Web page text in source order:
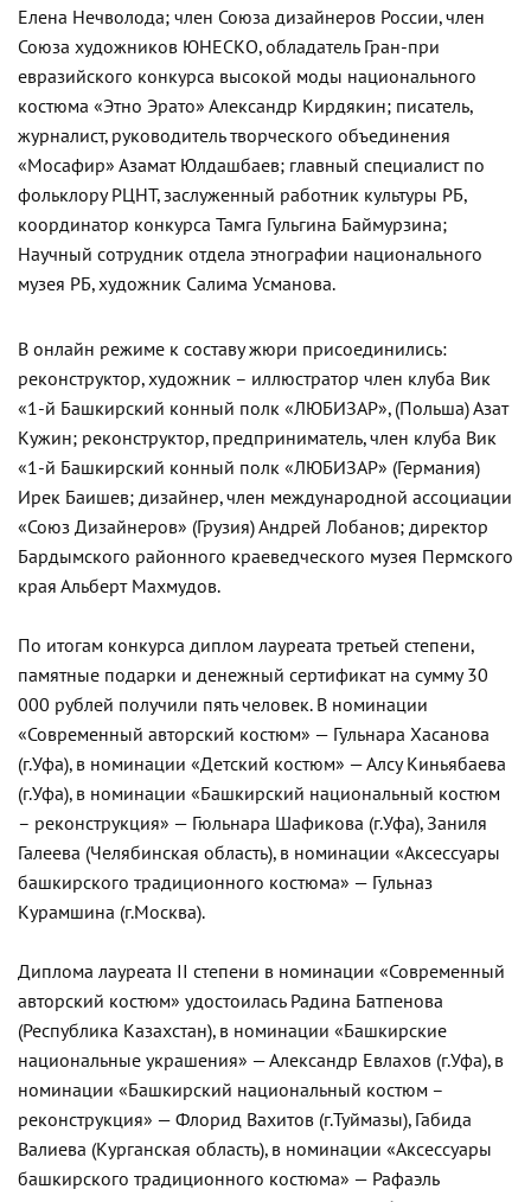
Елена Нечволода; член Союза дизайнеров России, член
Союза художников ЮНЕСКО, обладатель Гран-при
евразийского конкурса высокой моды национального
костюма «Этно Эрато» Александр Кирдякин; писатель,
журналист, руководитель творческого объединения
«Moсафир» Азамат Юлдашбаев; главный специалист по
фольклору РЦНТ, заслуженный работник культуры РБ,
координатор конкурса Тамга Гульгина Баймурзина;
Научный сотрудник отдела этнографии национального
музея РБ, художник Салима Усманова.
В онлайн режиме к составу жюри присоединились:
реконструктор, художник – иллюстратор член клуба Вик
«1-й Башкирский конный полк «ЛЮБИЗАР», (Польша) Азат
Кужин; реконструктор, предприниматель, член клуба Вик
«1-й Башкирский конный полк «ЛЮБИЗАР» (Германия)
Ирек Баишев; дизайнер, член международной ассоциации
«Союз Дизайнеров» (Грузия) Андрей Лобанов; директор
Бардымского районного краеведческого музея Пермского
края Альберт Махмудов.
По итогам конкурса диплом лауреата третьей степени,
памятные подарки и денежный сертификат на сумму 30
000 рублей получили пять человек. В номинации
«Современный авторский костюм» — Гульнара Хасанова
(г.Уфа), в номинации «Детский костюм» — Алсу Киньябаева
(г.Уфа), в номинации «Башкирский национальный костюм
– реконструкция» — Гюльнара Шафикова (г.Уфа), Заниля
Галеева (Челябинская область), в номинации «Аксессуары
башкирского традиционного костюма» — Гульназ
Курамшина (г.Москва).
Диплома лауреата II степени в номинации «Современный
авторский костюм» удостоилась Радина Батпенова
(Республика Казахстан), в номинации «Башкирские
национальные украшения» — Александр Евлахов (г.Уфа), в
номинации «Башкирский национальный костюм –
реконструкция» — Флорид Вахитов (г.Туймазы), Габида
Валиева (Курганская область), в номинации «Аксессуары
башкирского традиционного костюма» — Рафаэль